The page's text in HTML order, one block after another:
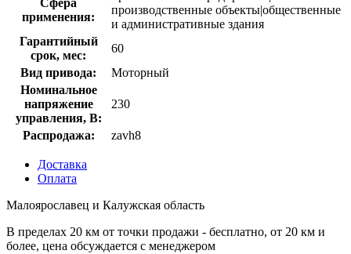
применения:
производственные объекты|общественные
и административные здания
Гарантийный
срок, мес:
60
Вид привода:
Моторный
Номинальное
напряжение
управления, В:
230
Распродажа: zavh8
Доставка
Оплата
Малоярославец и Калужская область
В пределах 20 км от точки продажи - бесплатно, от 20 км и
более, цена обсуждается с менеджером